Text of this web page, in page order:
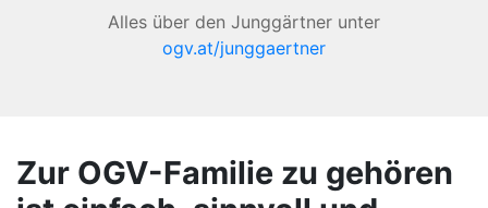
Alles über den Junggärtner unter
ogv.at/junggaertner
Zur OGV-Familie zu gehören